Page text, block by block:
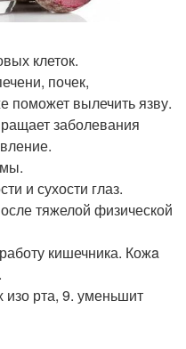
клеток.
почек,
поможет вылечить язву.
заболевания
и сухости глаз.
тяжелой физической
кишечника. Кожa
изо рта, 9. уменьшит